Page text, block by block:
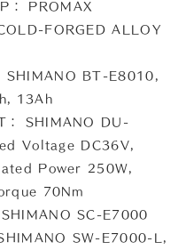
： PROMAX
FORGED ALLOY
SHIMANO BT-E8010,
13Ah
： SHIMANO DU-
Voltage DC36V,
Power 250W,
70Nm
SHIMANO SC-E7000
SW-E7000-L,